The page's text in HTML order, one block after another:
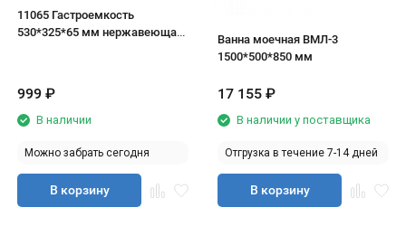
11065 Гастроемкость
530*325*65 мм нержавеющая
999 ₽
В наличии
Можно забрать сегодня
В корзину
Ванна моечная ВМЛ-3
1500*500*850 мм
17 155 ₽
В наличии у поставщика
Отгрузка в течение 7-14 дней
В корзину